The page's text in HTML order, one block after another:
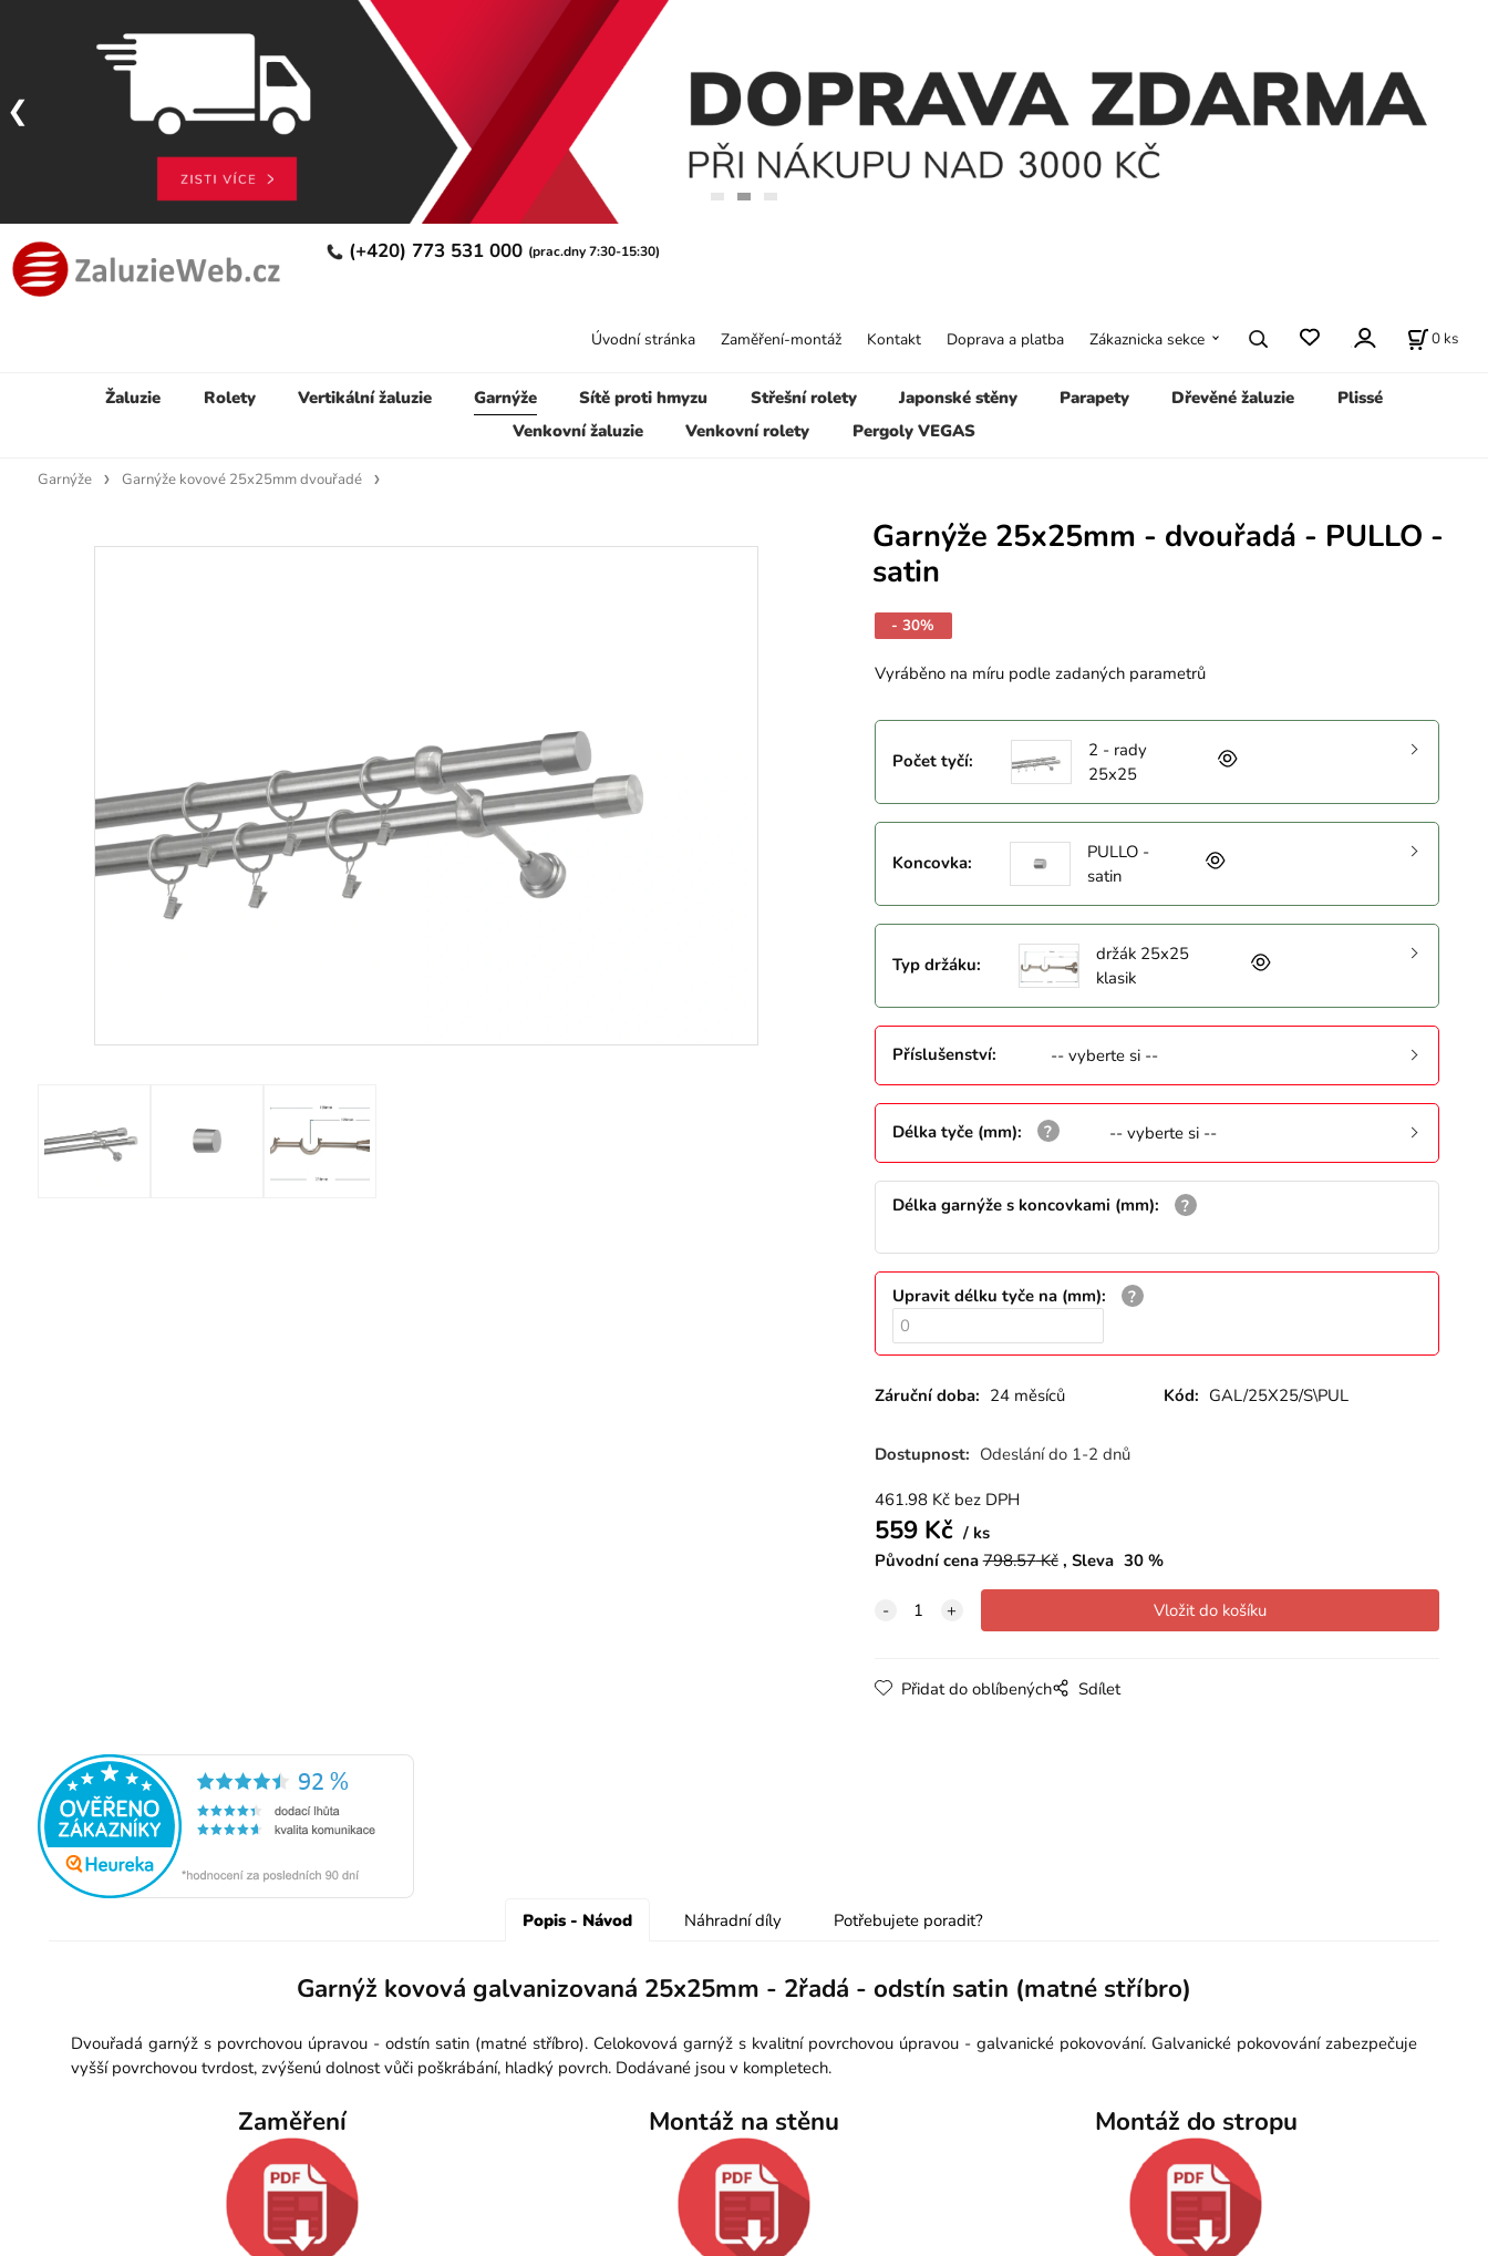
(+420) 773 531 000 (prac.dny 7:30-15:30)
Žaluzie Rolety Vertikální žaluzie Garnýže Sítě proti hmyzu Střešní rolety Japonské stěny Parapety Dřevěné žaluzie
Plissé
Venkovní žaluzie
Venkovní rolety Pergoly VEGAS
Úvodní stránka Zaměření-montáž Kontakt Doprava a platba Zákaznicka sekce 0 ks
Garnýže Garnýže kovové 25x25mm dvouřadé
Garnýže 25x25mm - dvouřadá - PULLO -
satin
- 30%
Vyráběno na míru podle zadaných parametrů
Počet tyčí:
2 - rady
25x25
Koncovka:
PULLO -
satin
Typ držáku:
držák 25x25
klasik
Příslušenství: -- vyberte si --
Délka tyče (mm): -- vyberte si --
Délka garnýže s koncovkami (mm):
Upravit délku tyče na (mm):
Záruční doba: 24 měsíců Kód: GAL/25X25/S\PUL
Dostupnost: Odeslání do 1-2 dnů
461.98Kč bez DPH
559Kč
ks
Původní cena 798.57Kč Sleva 30%
Přidat do oblíbených Sdílet
Popis - Návod Náhradní díly Potřebujete poradit?
Garnýž kovová galvanizovaná 25x25mm - 2řadá - odstín satin (matné stříbro)
Dvouřadá garnýž s povrchovou úpravou - odstín satin (matné stříbro). Celokovová garnýž s kvalitní povrchovou úpravou - galvanické pokovování. Galvanické pokovování zabezpečuje
vyšší povrchovou tvrdost, zvýšenú dolnost vůči poškrábání, hladký povrch. Dodávané jsou v kompletech.
Zaměření Montáž na stěnu Montáž do stropu